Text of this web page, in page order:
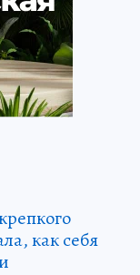
как себя